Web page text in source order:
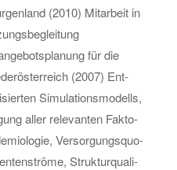
(2010) Mit­ar­beit in
für die
(2007) Ent­
Si­mu­la­ti­ons­mo­dells,
aller re­le­van­ten Fak­to­
Ver­sor­gungs­quo­
Struk­tur­qua­li­